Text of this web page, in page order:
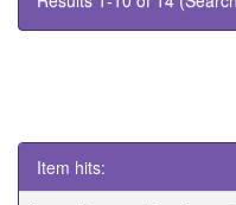
Item hits: